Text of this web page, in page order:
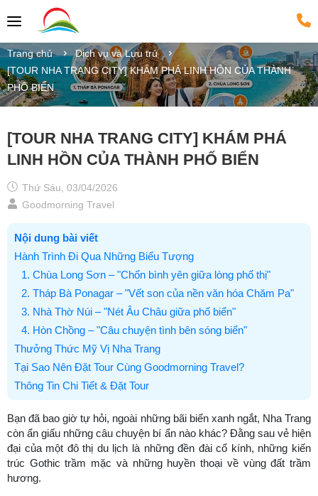
Trang chủ
Dịch vụ và Lưu trú
[TOUR NHA TRANG CITY] KHÁM PHÁ LINH HỒN CỦA THÀNH
PHỐ BIỂN
[TOUR NHA TRANG CITY] KHÁM PHÁ
LINH HỒN CỦA THÀNH PHỐ BIỂN
Thứ Sáu, 03/04/2026
Goodmorning Travel
Nội dung bài viết
Hành Trình Đi Qua Những Biểu Tượng
1. Chùa Long Sơn – "Chốn bình yên giữa lòng phố thị"
2. Tháp Bà Ponagar – "Vết son của nền văn hóa Chăm Pa"
3. Nhà Thờ Núi – "Nét Âu Châu giữa phố biển"
4. Hòn Chồng – "Câu chuyện tình bên sóng biển"
Thưởng Thức Mỹ Vị Nha Trang
Tại Sao Nên Đặt Tour Cùng Goodmorning Travel?
Thông Tin Chi Tiết & Đặt Tour
Bạn đã bao giờ tự hỏi, ngoài những bãi biển xanh ngắt, Nha Trang
còn ẩn giấu những câu chuyện bí ẩn nào khác? Đằng sau vẻ hiện
đại của một đô thị du lịch là những đền đài cổ kính, những kiến
trúc Gothic trầm mặc và những huyền thoại về vùng đất trầm
hương.